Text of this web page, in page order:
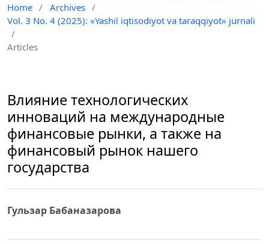
Home / Archives /
Vol. 3 No. 4 (2025): «Yashil iqtisodiyot va taraqqiyot» jurnali
/
Articles
Влияние технологических
инноваций на международные
финансовые рынки, а также на
финансовый рынок нашего
государства
Гульзар Бабаназарова